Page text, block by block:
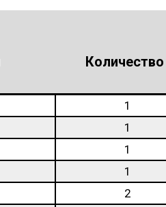
Количество
1
1
1
1
2